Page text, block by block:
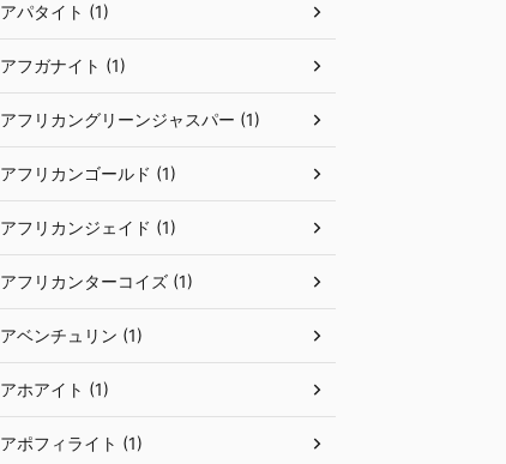
アパタイト (1)
アフガナイト (1)
アフリカングリーンジャスパー (1)
アフリカンゴールド (1)
アフリカンジェイド (1)
アフリカンターコイズ (1)
アベンチュリン (1)
アホアイト (1)
アポフィライト (1)